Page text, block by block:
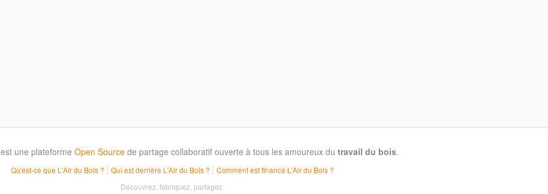
est une plateforme Open Source de partage collaboratif ouverte à tous les amoureux du travail du bois.
Qu'est-ce que L'Air du Bois ? Qui est derrière L'Air du Bois ?
Comment est financé L'Air du Bois ?
Découvrez, fabriquez, partagez.